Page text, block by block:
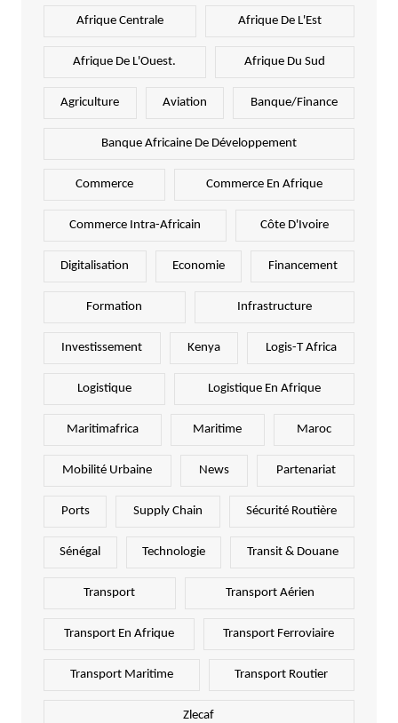
Afrique Centrale Afrique De L'Est
Afrique De L'Ouest. Afrique Du Sud
Agriculture Aviation Banque/Finance
Banque Africaine De Développement
Commerce Commerce En Afrique
Commerce Intra-Africain Côte D'Ivoire
Digitalisation Economie Financement
Formation Infrastructure
Investissement Kenya Logis-T Africa
Logistique Logistique En Afrique
Maritimafrica Maritime Maroc
Mobilité Urbaine News Partenariat
Ports Supply Chain Sécurité Routière
Sénégal Technologie Transit & Douane
Transport Transport Aérien
Transport En Afrique Transport Ferroviaire
Transport Maritime Transport Routier
Zlecaf